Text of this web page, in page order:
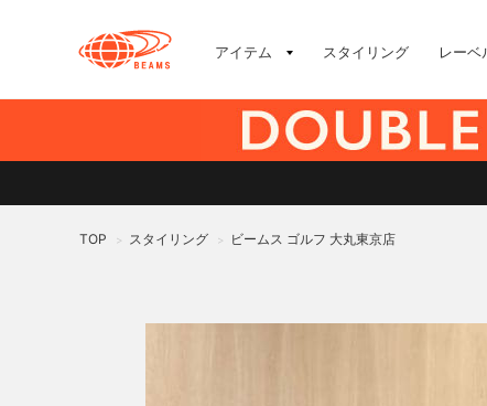
アイテム スタイリング レーベ
TOP > スタイリング > ビームス ゴルフ 大丸東京店